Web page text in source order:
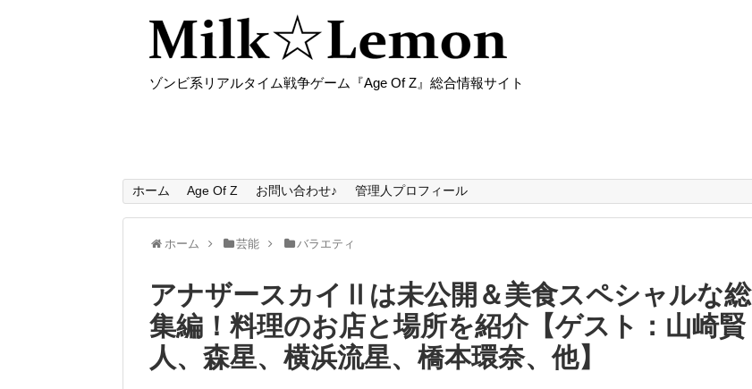
ゾンビ系リアルタイム戦争ゲーム『Age Of Z』総合情報サイト
ホーム Age Of Z お問い合わせ♪ 管理人プロフィール
ホーム 芸能 バラエティ
アナザースカイⅡは未公開＆美食スペシャルな総
集編！料理のお店と場所を紹介【ゲスト：山崎賢
人、森星、横浜流星、橋本環奈、他】